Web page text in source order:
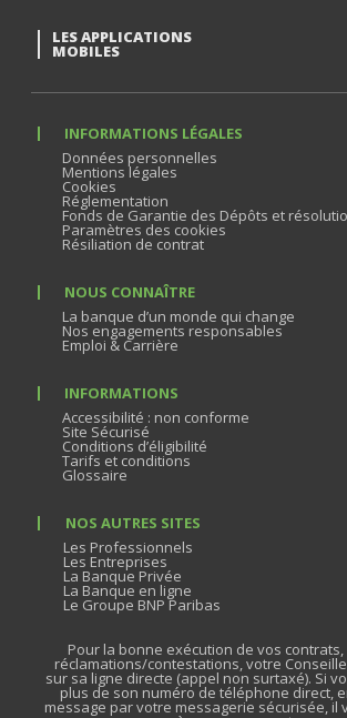
LES APPLICATIONS
MOBILES
INFORMATIONS LÉGALES
Données personnelles
Mentions légales
Cookies
Réglementation
Fonds de Garantie des Dépôts et
Paramètres des cookies
Résiliation de contrat
NOUS CONNAÎTRE
La banque d’un monde qui change
Nos engagements responsables
Emploi & Carrière
INFORMATIONS
Accessibilité : non conforme
Site Sécurisé
Conditions d’éligibilité
Tarifs et conditions
Glossaire
NOS AUTRES SITES
Les Professionnels
Les Entreprises
La Banque Privée
La Banque en ligne
Le Groupe BNP Paribas
Pour la bonne exécution de vos contrats,
réclamations/contestations, votre
sur sa ligne directe (appel non surtaxé). Si
plus de son numéro de téléphone direct,
message par votre messagerie sécurisée, il